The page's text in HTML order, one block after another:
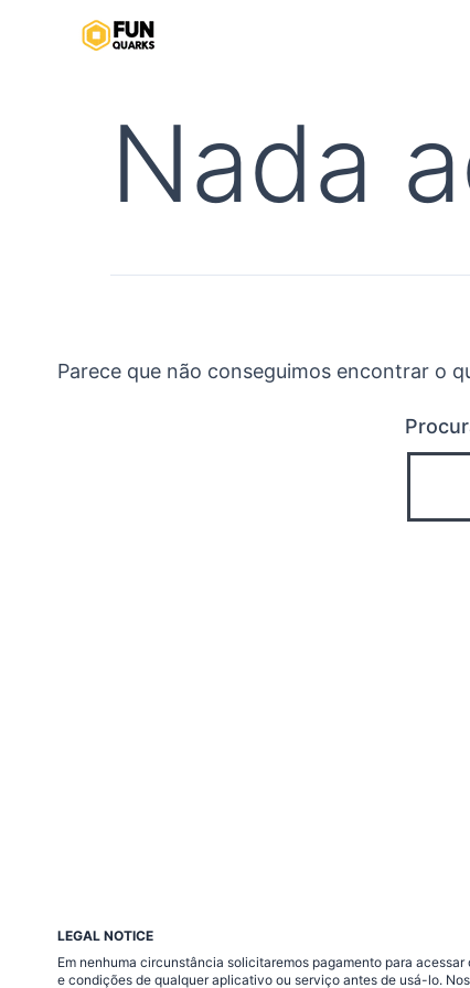
Nada
Parece que não conseguimos encontrar o
LEGAL NOTICE
Em nenhuma circunstância solicitaremos pagamento para
e condições de qualquer aplicativo ou serviço antes de usá-lo.